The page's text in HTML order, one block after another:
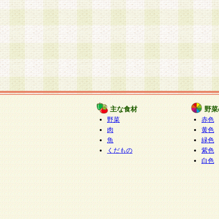
主な食材
野菜
肉
魚
くだもの
野
赤色
黄色
緑色
紫色
白色